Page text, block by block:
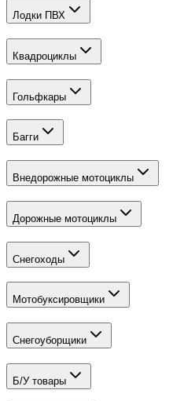
Лодки ПВХ
Квадроциклы
Гольфкары
Багги
Внедорожные мотоциклы
Дорожные мотоциклы
Снегоходы
Мотобуксировщики
Снегоуборщики
Б/У товары